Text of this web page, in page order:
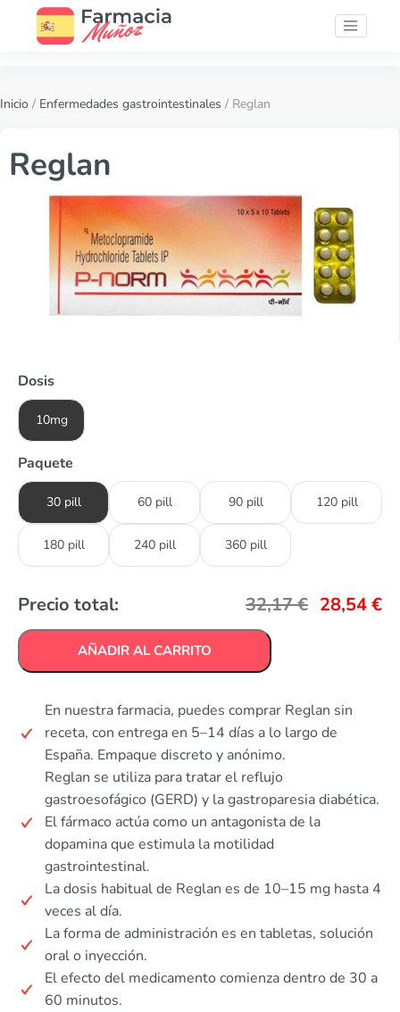
Inicio / Enfermedades gastrointestinales / Reglan
Reglan
Dosis
10mg
Paquete
30 pill 60 pill 90 pill 120 pill
180 pill 240 pill 360 pill
Precio total: 32,17€ 28,54€
AÑADIR AL CARRITO
En nuestra farmacia, puedes comprar Reglan sin
receta, con entrega en 5–14 días a lo largo de
España. Empaque discreto y anónimo.
Reglan se utiliza para tratar el reflujo
gastroesofágico (GERD) y la gastroparesia diabética.
El fármaco actúa como un antagonista de la
dopamina que estimula la motilidad
gastrointestinal.
La dosis habitual de Reglan es de 10–15 mg hasta 4
veces al día.
La forma de administración es en tabletas, solución
oral o inyección.
El efecto del medicamento comienza dentro de 30 a
60 minutos.